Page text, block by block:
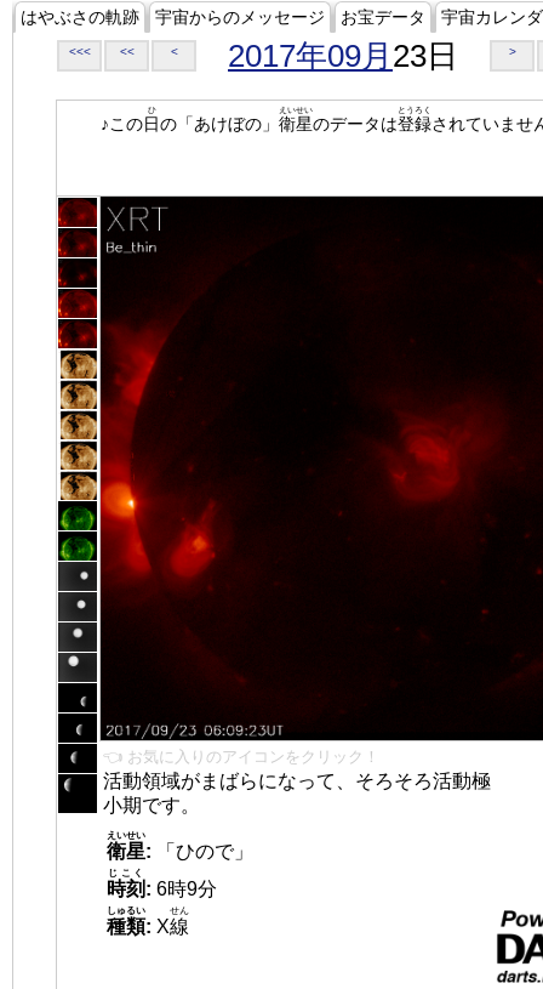
はやぶさの軌跡 宇宙からのメッセージ お宝データ 宇宙カレン
<<< << < 2017年09月 23日 >
♪この日
ひ
の「あけぼの」 衛星
えいせい
のデータは登録
とうろく
されていませ
👈 お気に入りのアイコンをクリック！
活動領域がまばらになって、そろそろ活動極
小期です。
衛星
えいせい
:
「ひので」
時刻
じこく
: 6時9分
種類
しゅるい
: X線
せん